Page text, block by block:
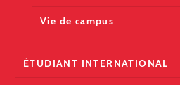
Vie de campus
ÉTUDIANT INTERNATIONAL